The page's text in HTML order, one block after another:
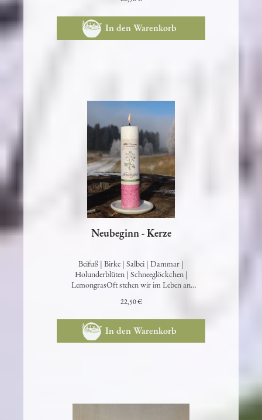
22,50 €
In den Warenkorb
Neubeginn - Kerze
Beifuß | Birke | Salbei | Dammar |
Holunderblüten | Schneeglöckchen |
LemongrasOft stehen wir im Leben an
Wegkreuzungen und…
22,50 €
In den Warenkorb